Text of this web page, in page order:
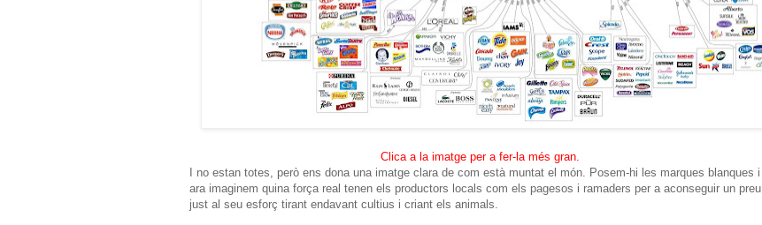
Clica a la imatge per a fer-la més gran.
I no estan totes, però ens dona una imatge clara de com està muntat el món. Posem-hi les marques blanques i
ara imaginem quina força real tenen els productors locals com els pagesos i ramaders per a aconseguir un preu
just al seu esforç tirant endavant cultius i criant els animals.